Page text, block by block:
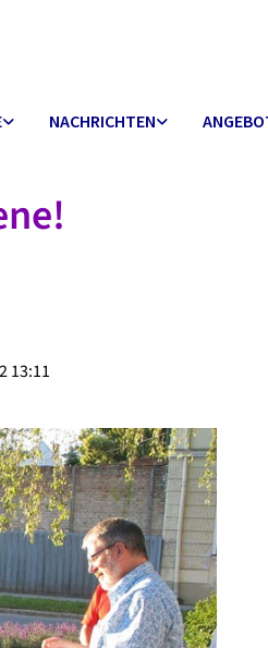
NACHRICHTEN
13:11